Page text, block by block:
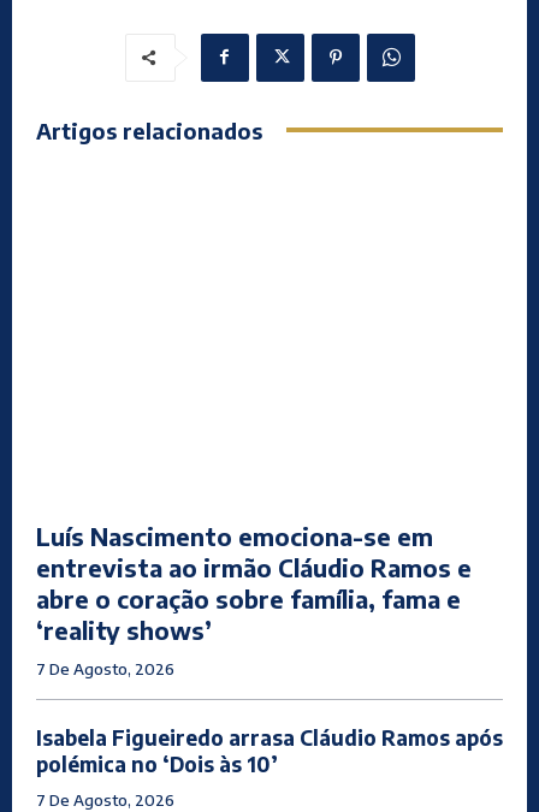
Artigos relacionados
Luís Nascimento emociona-se em
entrevista ao irmão Cláudio Ramos e
abre o coração sobre família, fama e
‘reality shows’
7 De Agosto, 2026
Isabela Figueiredo arrasa Cláudio Ramos após
polémica no ‘Dois às 10’
7 De Agosto, 2026